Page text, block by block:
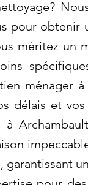
pour
méritez un
ménager
délais et
à
garantissant